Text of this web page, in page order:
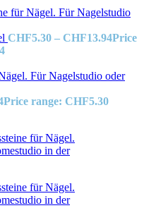
CHF5.30 – CHF13.94Price
Price range: CHF5.30